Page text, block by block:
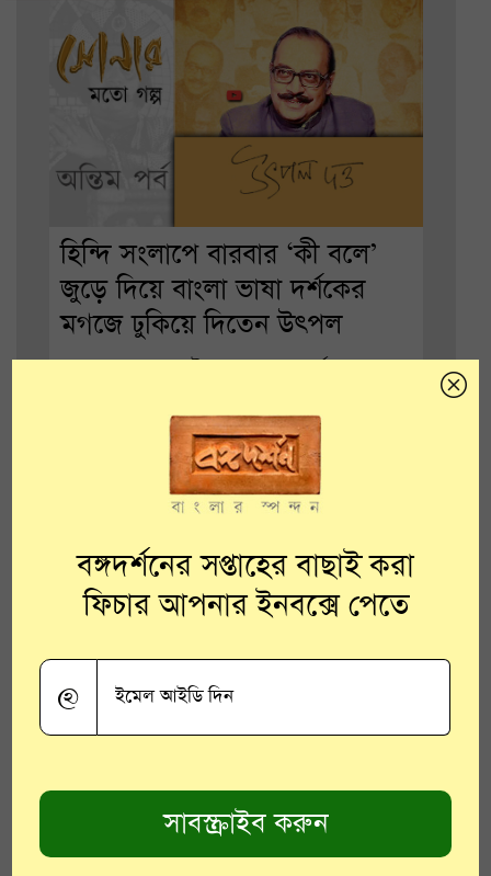
হিন্দি সংলাপে বারবার ‘কী বলে’
জুড়ে দিয়ে বাংলা ভাষা দর্শকের
মগজে ঢুকিয়ে দিতেন উৎপল
সোনার মতো গল্প, উৎপল দত্ত, শেষ পর্ব
‘দুঃস্বপ্নের নগরী’র উপর সরকারি
বঙ্গদর্শনের সপ্তাহের বাছাই করা
ফিচার আপনার ইনবক্সে পেতে
@